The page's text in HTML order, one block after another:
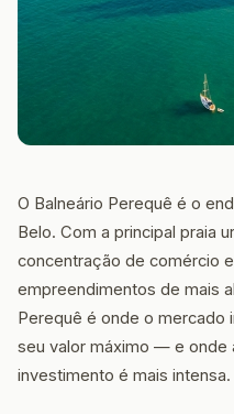
O Balneário Perequê é o
Belo. Com a principal praia
concentração de comércio
empreendimentos de mais
Perequê é onde o mercado
seu valor máximo — e onde
investimento é mais intensa.